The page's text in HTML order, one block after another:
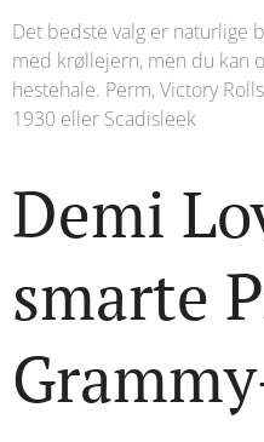
Det bedste valg er naturlige
med krøllejern, men du kan
hestehale. Perm, Victory
1930 eller Scadisleek
Demi
smarte